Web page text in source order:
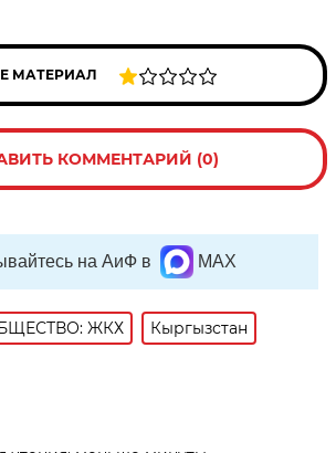
МАТЕРИАЛ
КОММЕНТАРИЙ (0)
на АиФ в MAX
ЖКХ Кыргызстан